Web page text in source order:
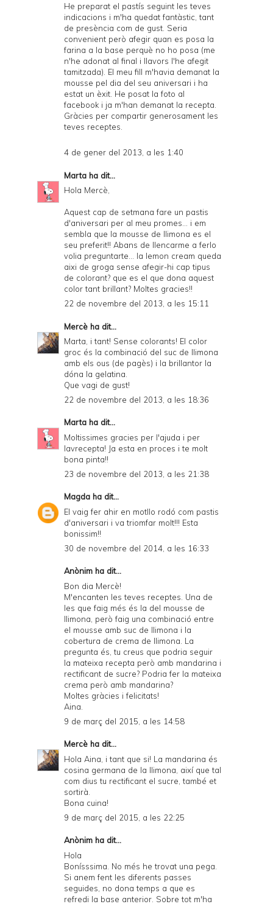
He preparat el pastís seguint les teves
indicacions i m'ha quedat fantàstic, tant
de presència com de gust. Seria
convenient però afegir quan es posa la
farina a la base perquè no ho posa (me
n'he adonat al final i llavors l'he afegit
tamitzada). El meu fill m'havia demanat la
mousse pel dia del seu aniversari i ha
estat un èxit. He posat la foto al
facebook i ja m'han demanat la recepta.
Gràcies per compartir generosament les
teves receptes.
4 de gener del 2013, a les 1:40
Marta ha dit...
Hola Mercè,
Aquest cap de setmana fare un pastis
d'aniversari per al meu promes... i em
sembla que la mousse de llimona es el
seu preferit!! Abans de llencarme a ferlo
volia preguntarte... la lemon cream queda
aixi de groga sense afegir-hi cap tipus
de colorant? que es el que dona aquest
color tant brillant? Moltes gracies!!
22 de novembre del 2013, a les 15:11
Mercè ha dit...
Marta, i tant! Sense colorants! El color
groc és la combinació del suc de llimona
amb els ous (de pagès) i la brillantor la
dóna la gelatina.
Que vagi de gust!
22 de novembre del 2013, a les 18:36
Marta ha dit...
Moltissimes gracies per l'ajuda i per
lavrecepta! Ja esta en proces i te molt
bona pinta!!
23 de novembre del 2013, a les 21:38
Magda ha dit...
El vaig fer ahir en motllo rodó com pastis
d'aniversari i va triomfar molt!!! Esta
bonissim!!
30 de novembre del 2014, a les 16:33
Anònim ha dit...
Bon dia Mercè!
M'encanten les teves receptes. Una de
les que faig més és la del mousse de
llimona, però faig una combinació entre
el mousse amb suc de llimona i la
cobertura de crema de llimona. La
pregunta és, tu creus que podria seguir
la mateixa recepta però amb mandarina i
rectificant de sucre? Podria fer la mateixa
crema però amb mandarina?
Moltes gràcies i felicitats!
Aina.
9 de març del 2015, a les 14:58
Mercè ha dit...
Hola Aina, i tant que si! La mandarina és
cosina germana de la llimona, així que tal
com dius tu rectificant el sucre, també et
sortirà.
Bona cuina!
9 de març del 2015, a les 22:25
Anònim ha dit...
Hola
Bonísssima. No més he trovat una pega.
Si anem fent les diferents passes
seguides, no dona temps a que es
refredi la base anterior. Sobre tot m'ha